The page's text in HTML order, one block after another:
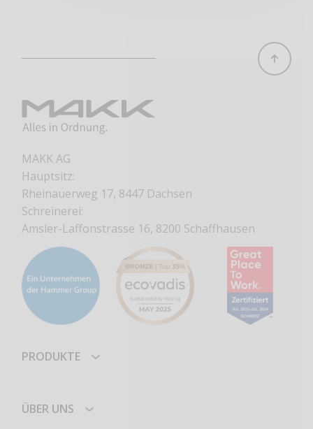
MAKK AG
Hauptsitz:
Rheinauerweg 17, 8447 Dachsen
Schreinerei:
Amsler-Laffonstrasse 16, 8200 Schaffhausen
PRODUKTE
ÜBER UNS